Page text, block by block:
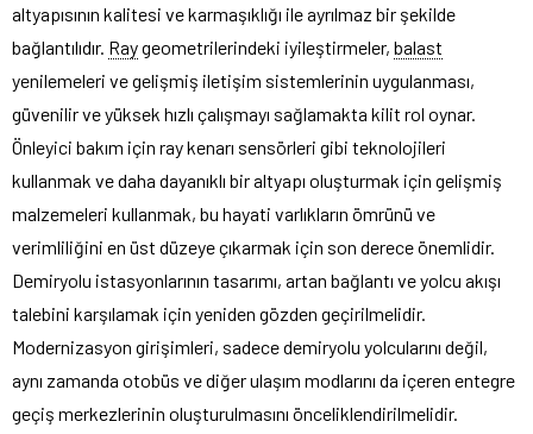
altyapısının kalitesi ve karmaşıklığı ile ayrılmaz bir şekilde
bağlantılıdır. Raygeometrilerindeki iyileştirmeler, balast
yenilemeleri ve gelişmiş iletişim sistemlerinin uygulanması,
güvenilir ve yüksek hızlı çalışmayı sağlamakta kilit rol oynar.
Önleyici bakım için ray kenarı sensörleri gibi teknolojileri
kullanmak ve daha dayanıklı bir altyapı oluşturmak için gelişmiş
malzemeleri kullanmak, bu hayati varlıkların ömrünü ve
verimliliğini en üst düzeye çıkarmak için son derece önemlidir.
Demiryolu istasyonlarının tasarımı, artan bağlantı ve yolcu akışı
talebini karşılamak için yeniden gözden geçirilmelidir.
Modernizasyon girişimleri, sadece demiryolu yolcularını değil,
aynı zamanda otobüs ve diğer ulaşım modlarını da içeren entegre
geçiş merkezlerinin oluşturulmasını önceliklendirilmelidir.